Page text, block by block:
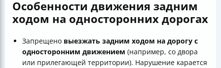
Особенности движения задним
ходом на односторонних дорогах
Запрещено выезжать задним ходом на дорогу с
односторонним движением (например, со двора
или прилегающей территории). Нарушение карается